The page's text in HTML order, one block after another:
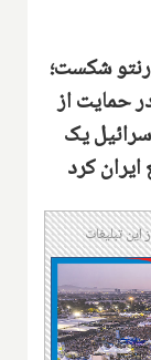
شکست؛
حمایت از
یک
کرد
تبلیغات